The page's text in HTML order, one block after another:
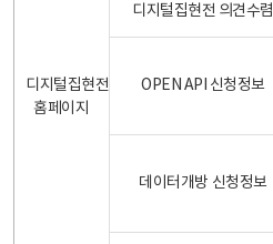
디지털집현전
홈페이지
디지털집현전 의견수렴
OPEN API 신청정보
데이터개방 신청정보